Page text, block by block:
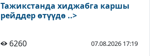
Тажикстанда хиджабга каршы
рейддер өтүүдө ..>
6260 07.08.2026 17:19